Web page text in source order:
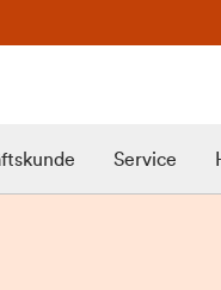
Service